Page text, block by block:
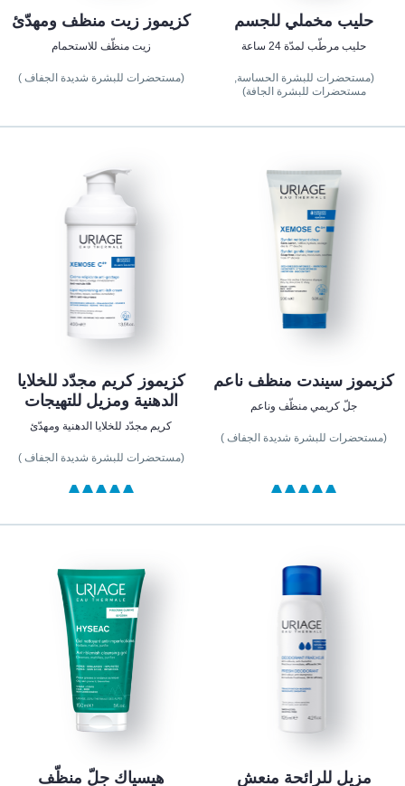
حليب مخملي للجسم
حليب مرطّب لمدّة 24 ساعة
(مستحضرات للبشرة الحساسة,
مستحضرات للبشرة الجافة)
كزيموز زيت منظف ومهدّئ
زيت منظّف للاستحمام
(مستحضرات للبشرة شديدة الجفاف )
كزيموز سيندت منظف ناعم
جلّ كريمي منظّف وناعم
(مستحضرات للبشرة شديدة الجفاف )
كزيموز كريم مجدّد للخلايا
الدهنية ومزيل للتهيجات
كريم مجدّد للخلايا الدهنية ومهدّئ
(مستحضرات للبشرة شديدة الجفاف )
مزيل للرائحة منعش هيسياك جلّ منظّف